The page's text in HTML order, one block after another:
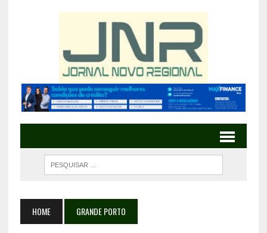
HOME GRANDE PORTO